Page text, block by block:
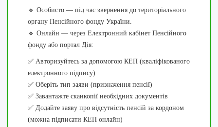
🔹 Особисто — під час звернення до територіального
органу Пенсійного фонду України.
🔹 Онлайн — через Електронний кабінет Пенсійного
фонду або портал Дія:
✅ Авторизуйтесь за допомогою КЕП (кваліфікованого
електронного підпису)
✅ Оберіть тип заяви (призначення пенсії)
✅ Завантажте сканкопії необхідних документів
✅ Додайте заяву про відсутність пенсій за кордоном
(можна підписати КЕП онлайн)